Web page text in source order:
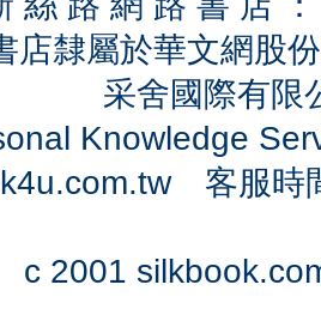
店隸屬於華文網股
采舍國際有
Knowledge
客服時
c 2001